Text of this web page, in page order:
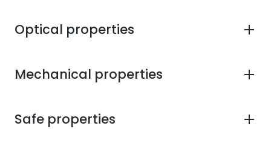
Optical properties
Mechanical properties
Safe properties